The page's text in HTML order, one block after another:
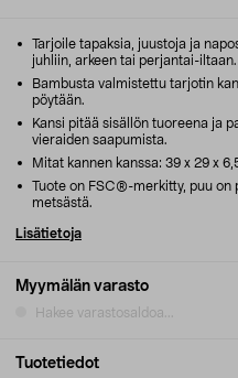
Myymälän varasto
Hakee varastosaldoa...
Tarjoile tapaksia, juustoja ja
juhliin, arkeen tai perjantai-iltaan.
Bambusta valmistettu tarjotin
pöytään.
Kansi pitää sisällön tuoreena ja
vieraiden saapumista.
Mitat kannen kanssa: 39 x 29 x
Tuote on FSC®-merkitty, puu on
metsästä.
Lisätietoja
Tuotetiedot